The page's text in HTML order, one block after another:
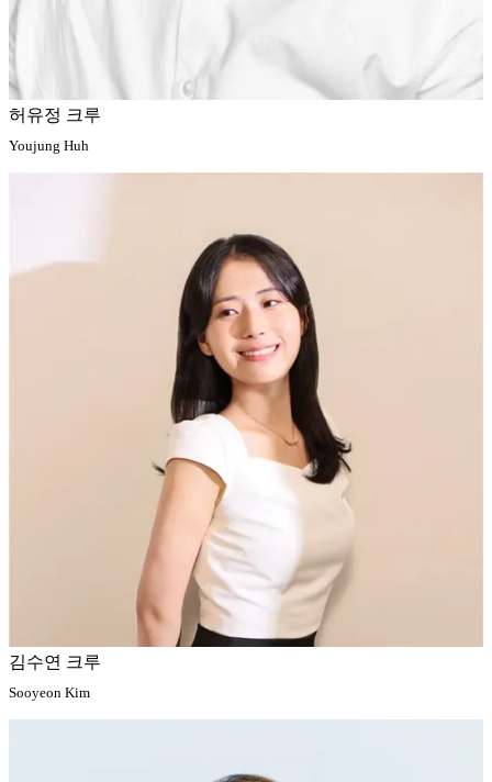
허유정 크루
Youjung Huh
김수연 크루
Sooyeon Kim